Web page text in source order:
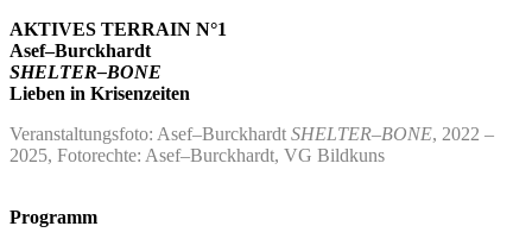
AKTIVES TERRAIN N°1
Asef–Burckhardt
SHELTER–BONE
Lieben in Krisenzeiten
Veranstaltungsfoto: Asef–Burckhardt SHELTER–BONE, 2022 –
2025, Fotorechte: Asef–Burckhardt, VG Bildkuns
Programm